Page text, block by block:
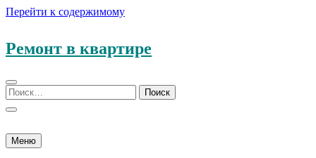
Перейти к содержимому
Ремонт в квартире
Меню